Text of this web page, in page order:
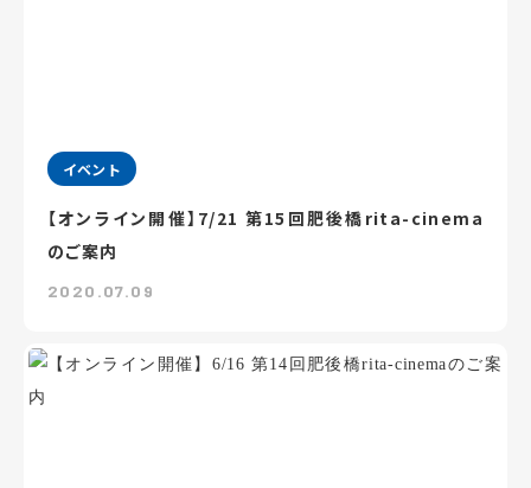
イベント
【オンライン開催】7/21 第15回肥後橋rita-cinema
のご案内
2020.07.09